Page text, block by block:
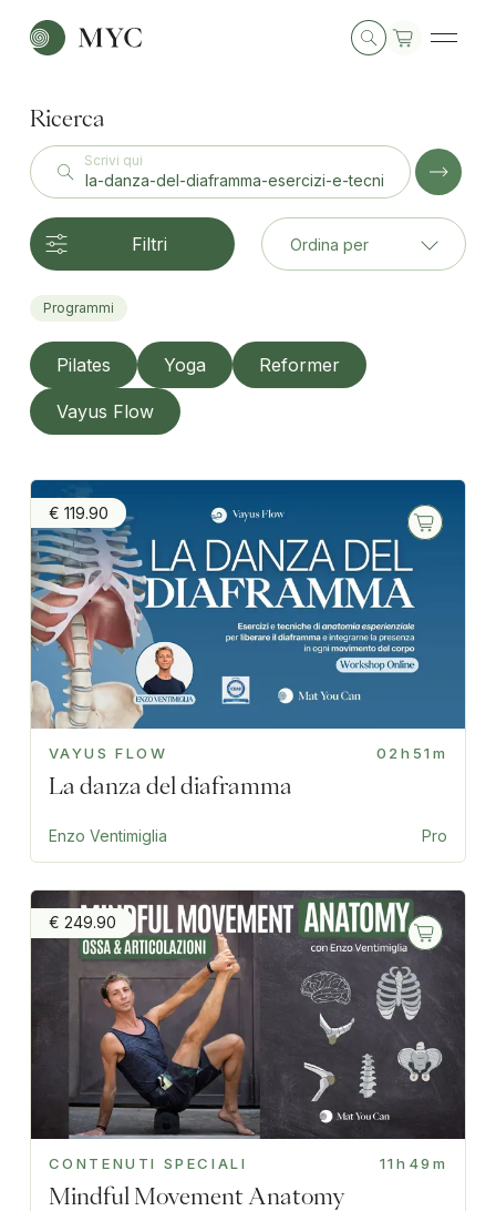
Ricerca
Scrivi qui
Filtri Ordina per
Programmi
Pilates Yoga Reformer
Vayus Flow
€ 119.90
VAYUS FLOW 02h51m
La danza del diaframma
Enzo Ventimiglia Pro
€ 249.90
CONTENUTI SPECIALI 11h49m
Mindful Movement Anatomy